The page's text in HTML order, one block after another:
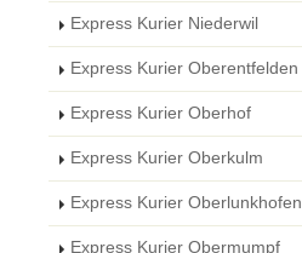
Express Kurier Niederwil
Express Kurier Oberentfelden
Express Kurier Oberhof
Express Kurier Oberkulm
Express Kurier Oberlunkhofen
Express Kurier Obermumpf